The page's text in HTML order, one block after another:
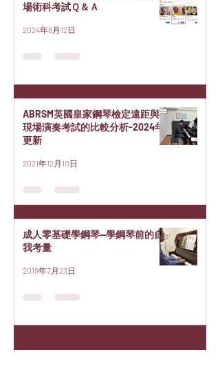
場術科考試Ｑ＆Ａ
2024年8月12日
ABRSM英國皇家鋼琴檢定遠距與
現場演奏考試的比較分析-2024年
更新
2021年12月10日
成人零基礎學鋼琴—學鋼琴前的自
我考量
2019年7月23日